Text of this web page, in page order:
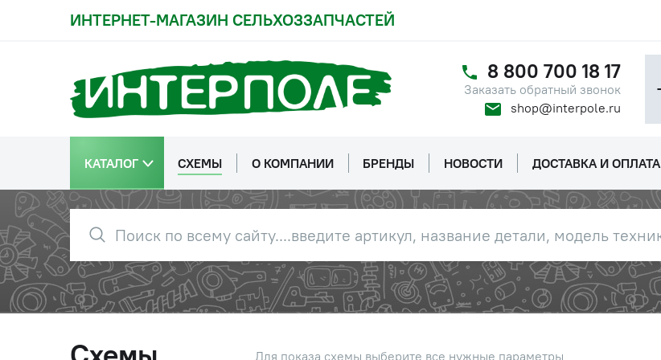
ИНТЕРНЕТ-МАГАЗИН СЕЛЬХОЗЗАПЧАСТЕЙ
8 800 700 18 17
Заказать обратный звонок
shop@interpole.ru
КАТАЛОГ СХЕМЫ О КОМПАНИИ БРЕНДЫ НОВОСТИ ДОСТАВКА И ОПЛАТА
Для показа схемы выберите все нужные параметры
Обратитесь к
консультанту
39 40-3405062
Наличие
40 80-2707137 Болт
Наличие
Обратитесь к
41 80-2707138 Шайба
Наличие
Обратитесь к
консультанту